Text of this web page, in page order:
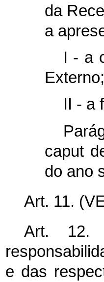
da
a
I - a
II - a
caput
do ano
Art. 11.
Art. 12.
e das